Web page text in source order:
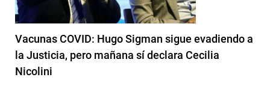
Vacunas COVID: Hugo Sigman sigue evadiendo a
la Justicia, pero mañana sí declara Cecilia
Nicolini